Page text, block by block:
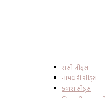
રાસી સીડ્સ
નામધારી સીડ્સ
કળશ સીડ્સ